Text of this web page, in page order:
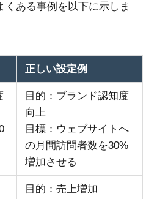
くある事例を以下に示しま
正しい設定例
目的：ブランド認知度
向上
目標：ウェブサイトへ
の月間訪問者数を30%
増加させる
目的：売上増加